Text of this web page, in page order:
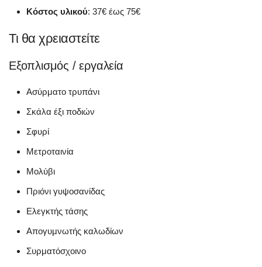
Κόστος υλικού: 37€ έως 75€
Τι θα χρειαστείτε
Εξοπλισμός / εργαλεία
Ασύρματο τρυπάνι
Σκάλα έξι ποδιών
Σφυρί
Μετροταινία
Μολύβι
Πριόνι γυψοσανίδας
Ελεγκτής τάσης
Απογυμνωτής καλωδίων
Συρματόσχοινο